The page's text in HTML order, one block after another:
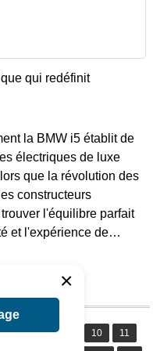
qui redéfinit
la BMW i5 établit de
électriques de luxe
que la révolution des
constructeurs
l'équilibre parfait
et l'expérience de
électrique élégante
6 7 8 10 11
×